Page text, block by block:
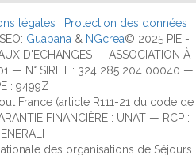
légales
Protection des données
Guabana & NGcrea© 2025 PIE -
D'ECHANGES — ASSOCIATION À
— N° SIRET : 324 285 204 00040 —
: 9499Z
France (article R111-21 du code de
FINANCIÈRE : UNAT — RCP :
des organisations de Séjours